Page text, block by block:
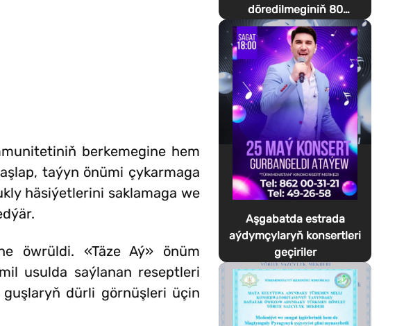
berkemegine hem
taýyn önümi çykarmaga
häsiýetlerini saklamaga we
öwrüldi. «Täze Aý» önüm
usulda saýlanan reseptleri
dürli görnüşleri üçin
döredilmeginiň 80
ýyllygyna bagyşlanan
Festa della Musica
geçirilýär
Aşgabatda estrada
aýdymçylaryň konsertleri
geçiriler